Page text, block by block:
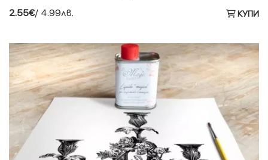
2.55€/ 4.99лв. КУПИ